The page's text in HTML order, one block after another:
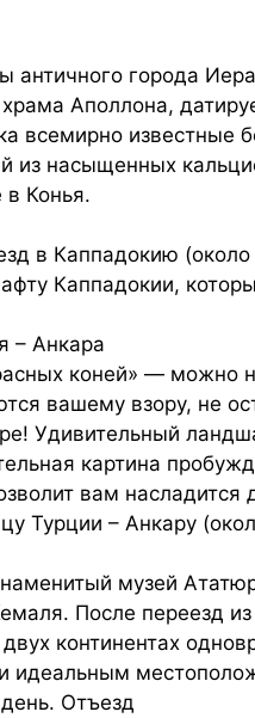
античного города
храма Аполлона,
всемирно известные
из насыщенных
в Конья.
в Каппадокию
Каппадокии,
– Анкара
коней» — можно
вашему взору, не
Удивительный
картина
вам
Турции – Анкару
музей
После переезд
континентах
идеальным
Отъезд